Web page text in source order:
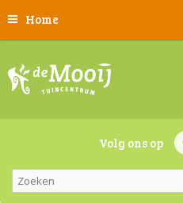
Home
Volg ons op